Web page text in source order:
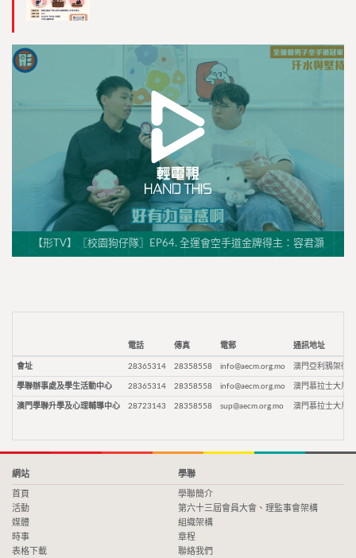
【形TV】〖校園狗仔隊〗EP64. 全運會空手道金牌得主：容君灝
電話 傳真 電郵 通訊地址
會址 28365314 28358558 info@aecm.org.mo 澳門亞利鴉架街9
學聯辦事處及學生活動中心 28365314 28358558 info@aecm.org.mo 澳門慕拉士大馬
澳門學聯升學及心理輔導中心 28723143 28358558 sup@aecm.org.mo 澳門慕拉士大馬
網站
首頁
活動
媒體
時事
表格下載
學聯
學聯簡介
第六十三屆會員大會、理監事會架構
組織架構
章程
聯絡我們